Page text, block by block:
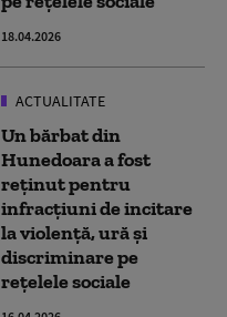
18.04.2026
ACTUALITATE
Un bărbat din
Hunedoara a fost
reținut pentru
infracțiuni de incitare
la violenţă, ură și
discriminare pe
rețelele sociale